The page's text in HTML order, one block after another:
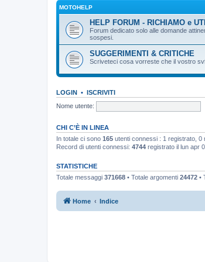
MOTOHELP
HELP FORUM - RICHIAMO e
Forum dedicato solo alle domande
sospesi.
SUGGERIMENTI & CRITICHE
Scriveteci cosa vorreste che il vostro
LOGIN • ISCRIVITI
Nome utente:
CHI C’È IN LINEA
In totale ci sono 165 utenti connessi : 1 registrato, 0
Record di utenti connessi: 4744 registrato il lun apr
STATISTICHE
Totale messaggi 371668 • Totale argomenti 24472 •
Home Indice